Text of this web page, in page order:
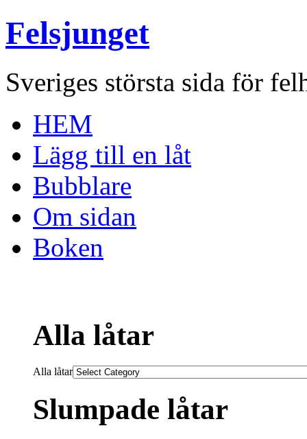
Felsjunget
Sveriges största sida för
HEM
Lägg till en låt
Bubblare
Om sidan
Boken
Alla låtar
Alla låtar
Slumpade låtar